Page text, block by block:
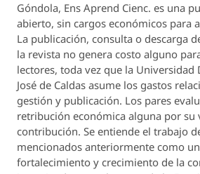
Góndola, Ens Aprend Cienc. es una
abierto, sin cargos económicos para
La publicación, consulta o descarga
la revista no genera costo alguno
lectores, toda vez que la Universidad
José de Caldas asume los gastos
gestión y publicación. Los pares
retribución económica alguna por su
contribución. Se entiende el trabajo
mencionados anteriormente como
fortalecimiento y crecimiento de la